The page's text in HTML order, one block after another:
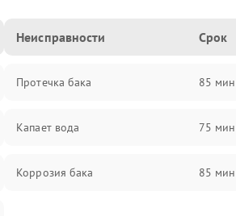
Неисправности Срок
Протечка бака 85 мин
Капает вода 75 мин
Коррозия бака 85 мин